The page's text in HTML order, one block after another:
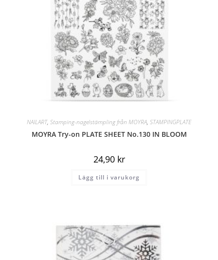
NAILART, Stamping-nagelstämpling från MOYRA, STAMPINGPLATE
MOYRA Try-on PLATE SHEET No.130 IN BLOOM
24,90 kr
Lägg till i varukorg